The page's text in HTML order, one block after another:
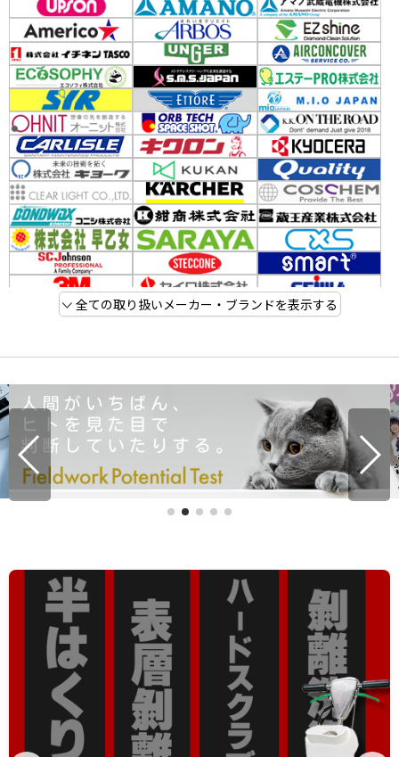
全ての取り扱いメーカー・ブランドを表示する